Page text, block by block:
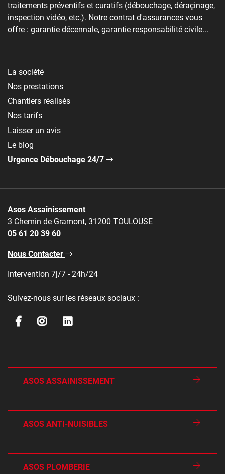
traitements préventifs et curatifs (débouchage, déraçinage,
inspection vidéo, etc.). Notre contrat d'assurances vous
offre : garantie décennale, garantie responsabilité civile...
La société
Nos prestations
Chantiers réalisés
Nos tarifs
Laisser un avis
Le blog
Urgence Débouchage 24/7
Asos Assainissement
3 Chemin de Gramont, 31200 TOULOUSE
05 61 20 39 60
Nous Contacter
Intervention 7j/7 - 24h/24
Suivez-nous sur les réseaux sociaux :
ASOS ASSAINISSEMENT
ASOS ANTI-NUISIBLES
ASOS PLOMBERIE